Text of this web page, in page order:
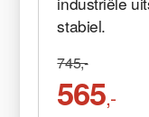
stabiel.
745,-
565,-